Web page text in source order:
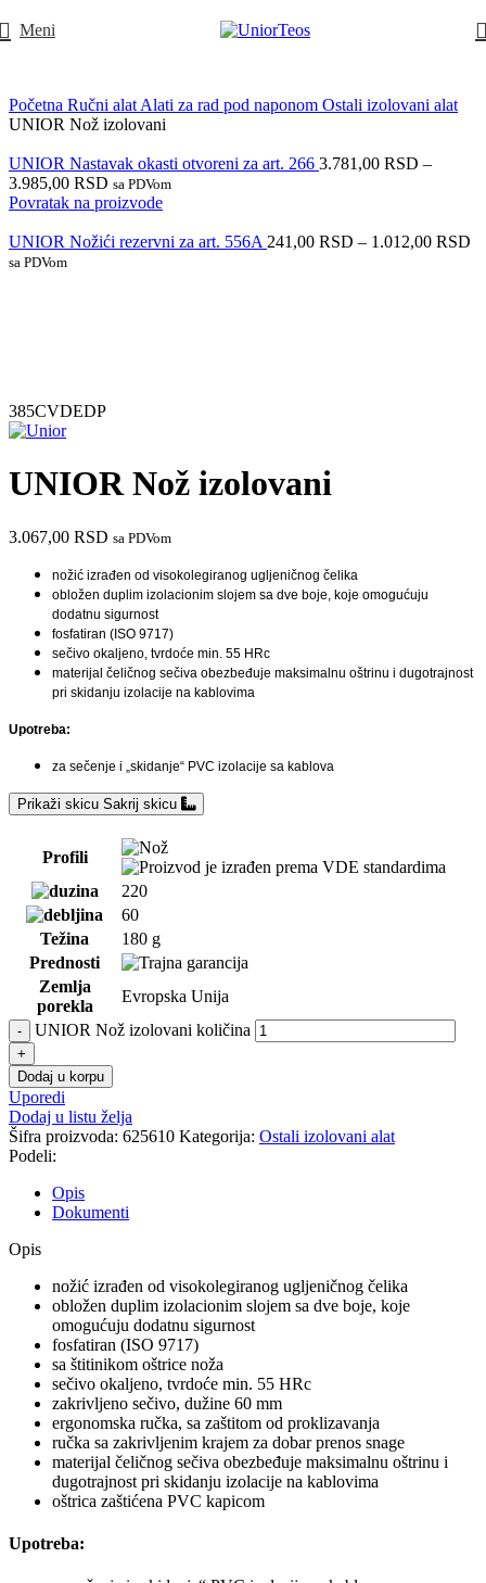
Meni
Početna Ručni alat Alati za rad pod naponom Ostali izolovani alat
UNIOR Nož izolovani
UNIOR Nastavak okasti otvoreni za art. 266 3.781,00 RSD –
3.985,00 RSD sa PDVom
Povratak na proizvode
UNIOR Nožići rezervni za art. 556A 241,00 RSD – 1.012,00 RSD
sa PDVom
385CVDEDP
UNIOR Nož izolovani
3.067,00 RSD sa PDVom
nožić izrađen od visokolegiranog ugljeničnog čelika
obložen duplim izolacionim slojem sa dve boje, koje omogućuju
dodatnu sigurnost
fosfatiran (ISO 9717)
sečivo okaljeno, tvrdoće min. 55 HRc
materijal čeličnog sečiva obezbeđuje maksimalnu oštrinu i dugotrajnost
pri skidanju izolacije na kablovima
Upotreba:
za sečenje i „skidanje“ PVC izolacije sa kablova
Prikaži skicu Sakrij skicu
Profili
220
60
Težina
180 g
Prednosti
Zemlja
porekla
Evropska Unija
UNIOR Nož izolovani količina
Dodaj u korpu
Uporedi
Dodaj u listu želja
Šifra proizvoda: 625610 Kategorija: Ostali izolovani alat
Podeli:
Opis
Dokumenti
Opis
nožić izrađen od visokolegiranog ugljeničnog čelika
obložen duplim izolacionim slojem sa dve boje, koje
omogućuju dodatnu sigurnost
fosfatiran (ISO 9717)
sa štitinikom oštrice noža
sečivo okaljeno, tvrdoće min. 55 HRc
zakrivljeno sečivo, dužine 60 mm
ergonomska ručka, sa zaštitom od proklizavanja
ručka sa zakrivljenim krajem za dobar prenos snage
materijal čeličnog sečiva obezbeđuje maksimalnu oštrinu i
dugotrajnost pri skidanju izolacije na kablovima
oštrica zaštićena PVC kapicom
Upotreba: